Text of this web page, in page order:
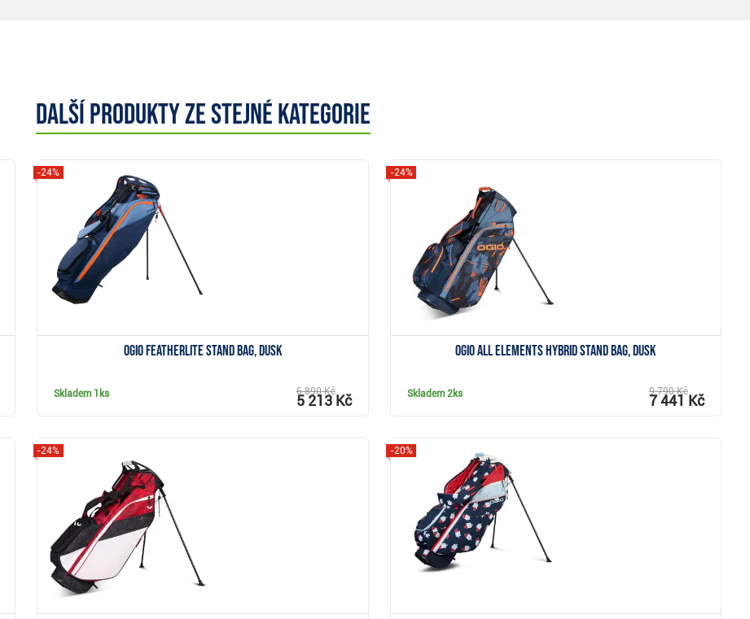
Další produkty ze stejné kategorie
Ogio Featherlite stand bag, dusk
-24%
Skladem 1ks 6 890 Kč
5 213 Kč
Ogio All Elements Hybrid stand bag, dusk
-24%
Skladem2ks 9 790 Kč
7 441 Kč
-24% -20%